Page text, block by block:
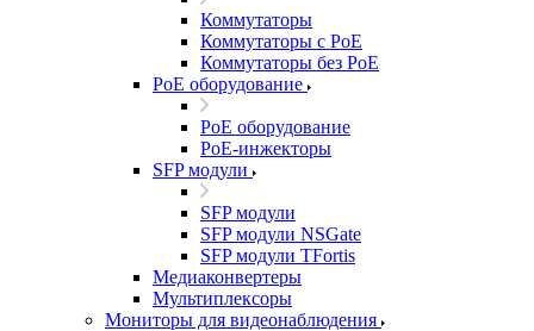
Коммутаторы
Коммутаторы с PoE
Коммутаторы без PoE
PoE оборудование
PoE оборудование
PoE-инжекторы
SFP модули
SFP модули
SFP модули NSGate
SFP модули TFortis
Медиаконвертеры
Мультиплексоры
Мониторы для видеонаблюдения